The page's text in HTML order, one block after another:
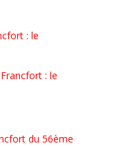
: le
: le
du 56ème